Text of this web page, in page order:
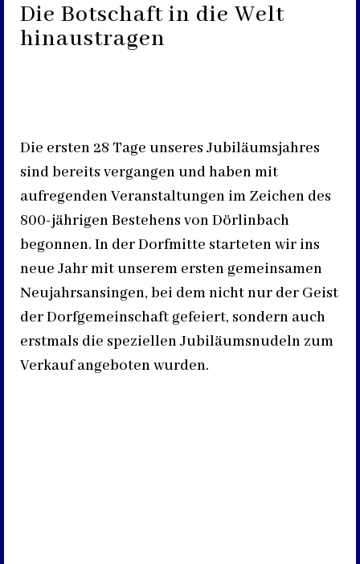
Die Botschaft in die Welt
hinaustragen
Die ersten 28 Tage unseres Jubiläumsjahres
sind bereits vergangen und haben mit
aufregenden Veranstaltungen im Zeichen des
800-jährigen Bestehens von Dörlinbach
begonnen. In der Dorfmitte starteten wir ins
neue Jahr mit unserem ersten gemeinsamen
Neujahrsansingen, bei dem nicht nur der Geist
der Dorfgemeinschaft gefeiert, sondern auch
erstmals die speziellen Jubiläumsnudeln zum
Verkauf angeboten wurden.